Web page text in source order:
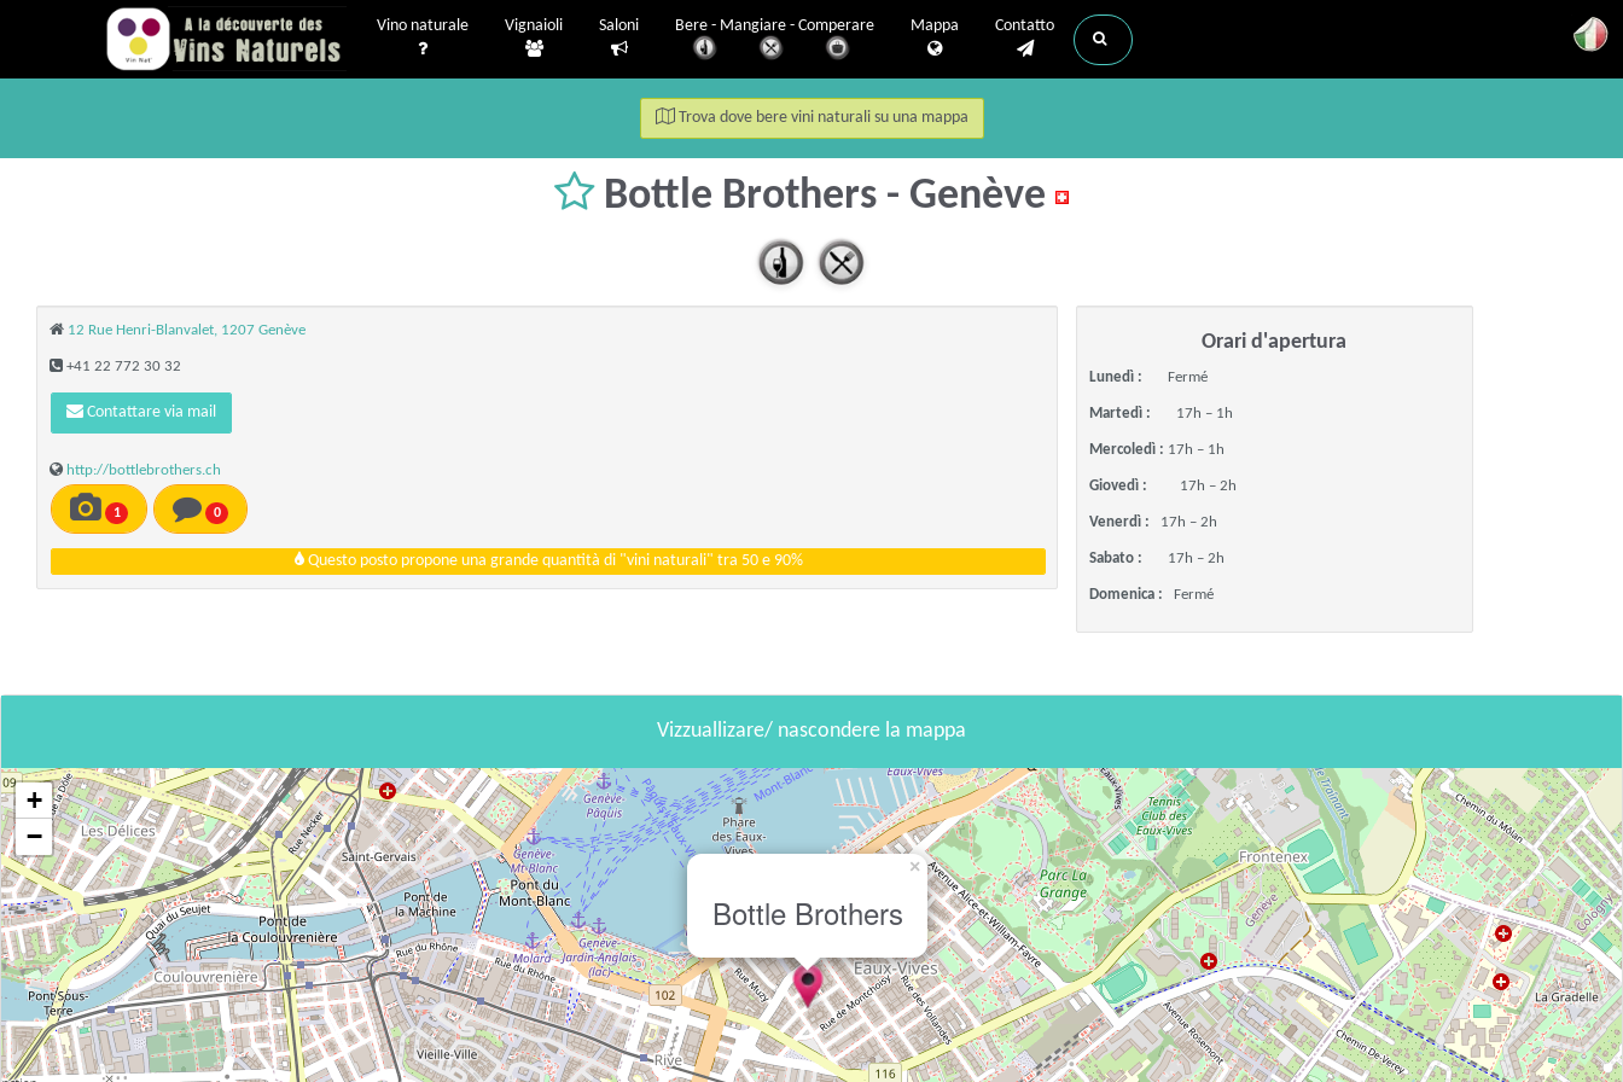
Vino naturale Vignaioli Saloni Bere - Mangiare - Comperare Mappa Contatto
Trova dove bere vini naturali su una mappa
Bottle Brothers - Genève
12 Rue Henri-Blanvalet, 1207 Genève
+41 22 772 30 32
Contattare via mail
http://bottlebrothers.ch
1 0
Questo posto propone una grande quantità di "vini naturali" tra 50 e 90%
Orari d'apertura
Lunedì : Fermé
Martedì : 17h – 1h
Mercoledì : 17h – 1h
Giovedì : 17h – 2h
Venerdì : 17h – 2h
Sabato : 17h – 2h
Domenica : Fermé
Vizzuallizare/ nascondere la mappa
Bottle Brothers
×
+
−